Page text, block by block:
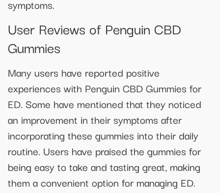
symptoms.
User Reviews of Penguin CBD
Gummies
Many users have reported positive
experiences with Penguin CBD Gummies for
ED. Some have mentioned that they noticed
an improvement in their symptoms after
incorporating these gummies into their daily
routine. Users have praised the gummies for
being easy to take and tasting great, making
them a convenient option for managing ED.